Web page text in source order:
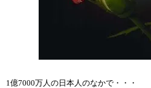
1億7000万人の日本人のなかで・・・